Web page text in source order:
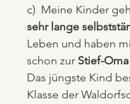
c)  Meine Kinder
sehr lange
Leben und haben
schon zur Stief-Oma
Das jüngste Kind
Klasse der